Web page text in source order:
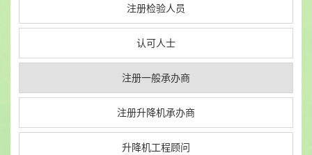
注册检验人员
认可人士
注册一般承办商
注册升降机承办商
升降机工程顾问